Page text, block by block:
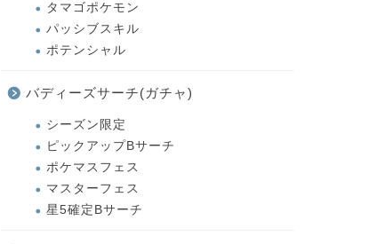
タマゴポケモン
パッシブスキル
ポテンシャル
バディーズサーチ(ガチャ)
シーズン限定
ピックアップBサーチ
ポケマスフェス
マスターフェス
星5確定Bサーチ